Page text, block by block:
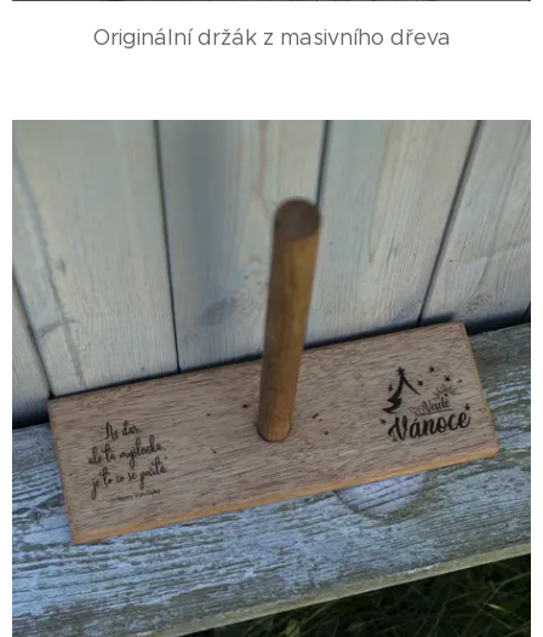
Originální držák z masivního dřeva